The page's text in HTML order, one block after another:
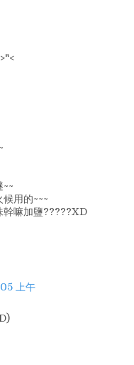
用的~~~
幹嘛加鹽?????XD
上午